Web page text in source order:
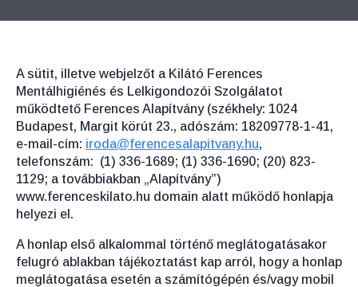
A sütit, illetve webjelzőt a Kilátó Ferences
Mentálhigiénés és Lelkigondozói Szolgálatot
működtető Ferences Alapítvány (székhely: 1024
Budapest, Margit körút 23., adószám: 18209778-1-41,
e-mail-cím: iroda@ferencesalapitvany.hu,
telefonszám: (1) 336-1689; (1) 336-1690; (20) 823-
1129; a továbbiakban „Alapítvány”)
www.ferenceskilato.hu domain alatt működő honlapja
helyezi el.
A honlap első alkalommal történő meglátogatásakor
felugró ablakban tájékoztatást kap arról, hogy a honlap
meglátogatása esetén a számítógépén és/vagy mobil